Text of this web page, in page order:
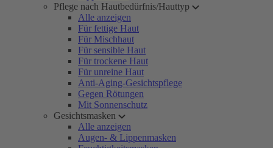
Pflege nach Hautbedürfnis/Hauttyp
Alle anzeigen
Für fettige Haut
Für Mischhaut
Für sensible Haut
Für trockene Haut
Für unreine Haut
Anti-Aging-Gesichtspflege
Gegen Rötungen
Mit Sonnenschutz
Gesichtsmasken
Alle anzeigen
Augen- & Lippenmasken